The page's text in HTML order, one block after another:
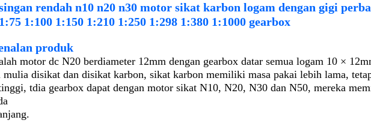
rendah n10 n20 n30 motor sikat karbon logam dengan gigi
1:100 1:150 1:210 1:250 1:298 1:380 1:1000 gearbox
produk
motor dc N20 berdiameter 12mm dengan gearbox datar semua logam 10 ×
mulia disikat dan disikat karbon, sikat karbon memiliki masa pakai lebih lama,
tdia gearbox dapat dengan motor sikat N10, N20, N30 dan N50, mereka